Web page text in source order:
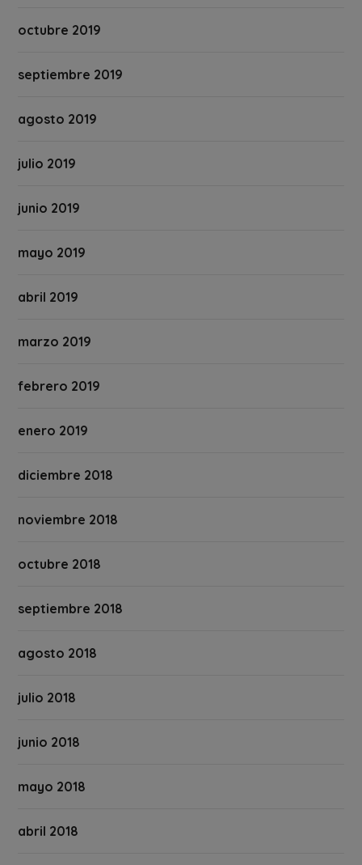
octubre 2019
septiembre 2019
agosto 2019
julio 2019
junio 2019
mayo 2019
abril 2019
marzo 2019
febrero 2019
enero 2019
diciembre 2018
noviembre 2018
octubre 2018
septiembre 2018
agosto 2018
julio 2018
junio 2018
mayo 2018
abril 2018